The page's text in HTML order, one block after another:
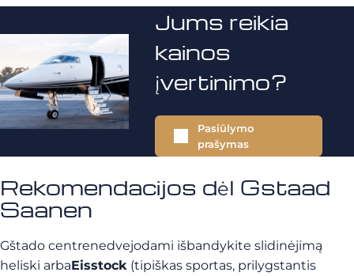
Jums reikia
kainos
įvertinimo?
Pasiūlymo
prašymas
Rekomendacijos dėl Gstaad
Saanen
Gštado centrenedvejodami išbandykite slidinėjimą
heliski arbaEisstock (tipiškas sportas, prilygstantis